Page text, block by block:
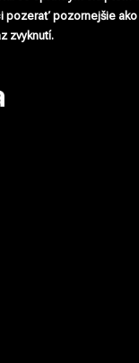
pozerať pozornejšie ako
zvyknutí.